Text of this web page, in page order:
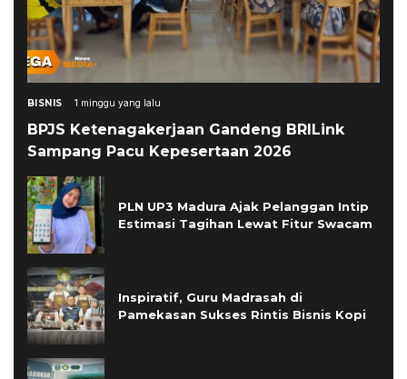
BISNIS 1 minggu yang lalu
BPJS Ketenagakerjaan Gandeng BRILink
Sampang Pacu Kepesertaan 2026
PLN UP3 Madura Ajak Pelanggan Intip
Estimasi Tagihan Lewat Fitur Swacam
Inspiratif, Guru Madrasah di
Pamekasan Sukses Rintis Bisnis Kopi